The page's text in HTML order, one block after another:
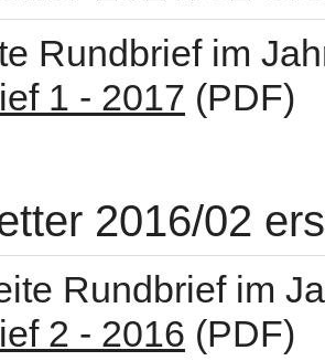
Rundbrief im
1 - 2017 (PDF)
2016/02
Rundbrief im
2 - 2016 (PDF)